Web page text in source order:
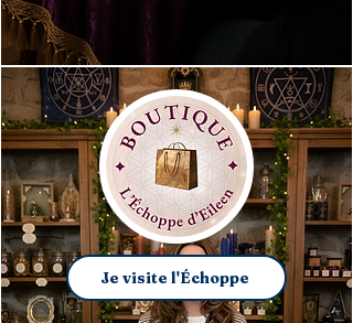
Je visite l'Échoppe